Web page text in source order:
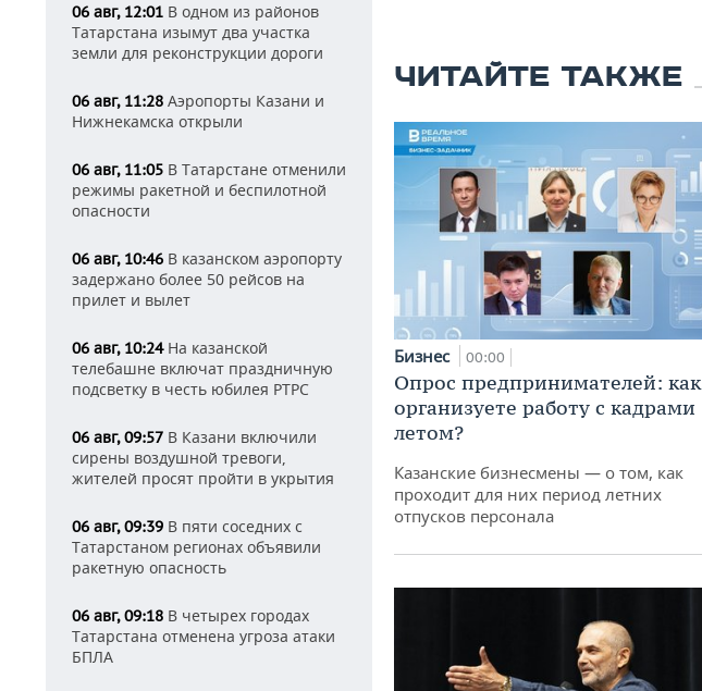
06 авг, 12:01 В одном из районов
Татарстана изымут два участка
земли для реконструкции дороги
06 авг, 11:28 Аэропорты Казани и
Нижнекамска открыли
06 авг, 11:05 В Татарстане отменили
режимы ракетной и беспилотной
опасности
06 авг, 10:46 В казанском аэропорту
задержано более 50 рейсов на
прилет и вылет
06 авг, 10:24На казанской
телебашне включат праздничную
подсветку в честь юбилея РТРС
06 авг, 09:57 В Казани включили
сирены воздушной тревоги,
жителей просят пройти в укрытия
06 авг, 09:39 В пяти соседних с
Татарстаном регионах объявили
ракетную опасность
06 авг, 09:18 В четырех городах
Татарстана отменена угроза атаки
БПЛА
ЧИТАЙТЕ ТАКЖЕ
Бизнес 00:00
Опрос предпринимателей: как
организуете работу с кадрами
летом?
Казанские бизнесмены — о том, как
проходит для них период летних
отпусков персонала